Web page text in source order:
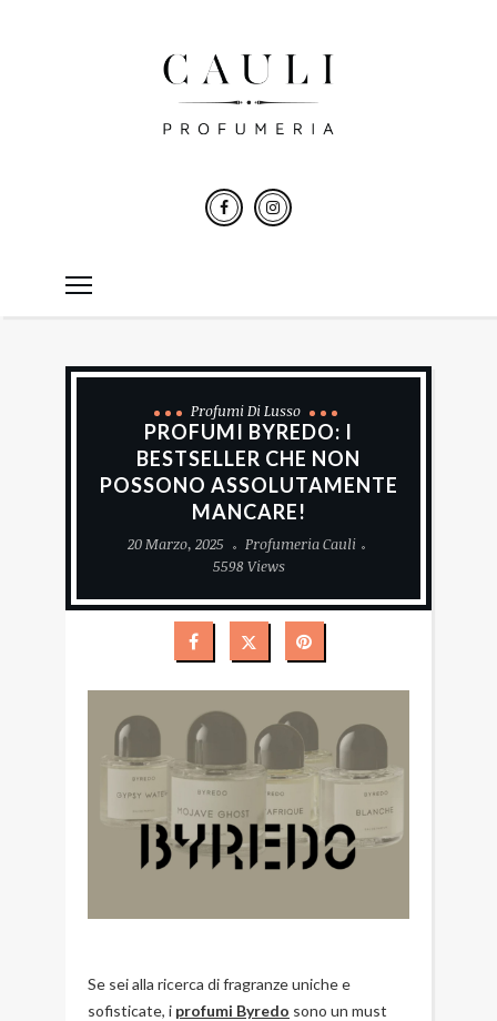
Profumi Di Lusso
PROFUMI BYREDO: I
BESTSELLER CHE NON
POSSONO ASSOLUTAMENTE
MANCARE!
20 Marzo, 2025
Profumeria Cauli
5598 Views
Se sei alla ricerca di fragranze uniche e
sofisticate, i profumi Byredo sono un must